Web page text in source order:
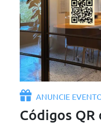
ANUNCIE
Códigos QR